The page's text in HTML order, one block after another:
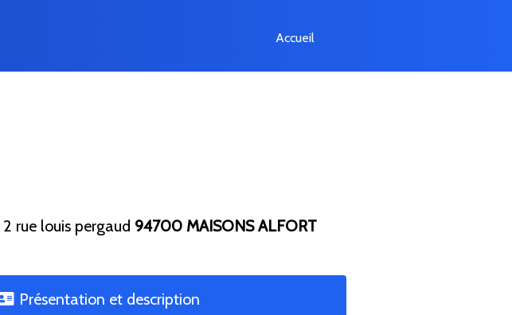
Accueil
2 rue louis pergaud 94700 MAISONS ALFORT
Présentation et description